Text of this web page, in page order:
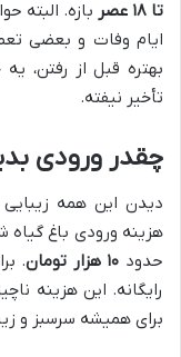
تا ۱۸ عصر
بازه. البته
ایام وفات و بعضی
بهتره قبل از رفتن،
تأخیر نیفته.
چقدر ورودی
دیدن این همه زیبایی
هزینه ورودی باغ
حدود ۱۰ هزار تومان
رایگانه. این هزینه
برای همیشه سرسبز و